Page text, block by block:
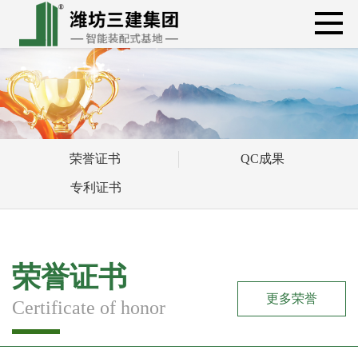
荣誉证书 QC成果
专利证书
荣誉证书
Certificate of honor 更多荣誉